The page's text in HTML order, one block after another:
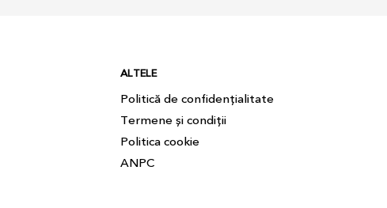
ALTELE
Politică de confidențialitate
Termene și condiții
Politica cookie
ANPC